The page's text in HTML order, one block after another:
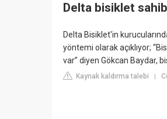
Delta bisiklet
Delta Bisiklet'in
yöntemi olarak açıklıyor;
var” diyen Gökcan Baydar,
Kaynak kaldırma talebi |